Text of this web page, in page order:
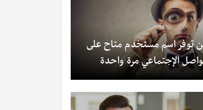
توفر اسم مستخدم متاح على
الإجتماعي مرة واحدة